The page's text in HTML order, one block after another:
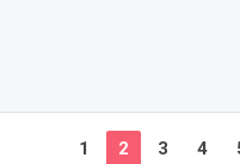
1 2 3 4